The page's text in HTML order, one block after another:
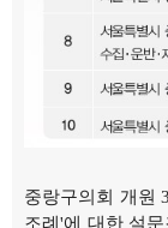
중랑구의회 개원
조례'에 대한 설